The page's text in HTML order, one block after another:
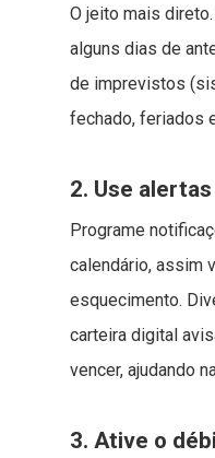
O jeito mais
alguns dias de
de imprevistos
fechado, feriados
2. Use
Programe
calendário, assim
esquecimento.
carteira digital
vencer, ajudando
3. Ative o